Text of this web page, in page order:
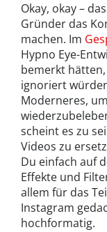
Okay, okay –
Gründer das
machen. Im
Hypno Eye-
bemerkt
ignoriert
Moderneres,
scheint es zu
Videos zu
Du einfach auf
Effekte und
allem für das
Instagram
hochformatig.